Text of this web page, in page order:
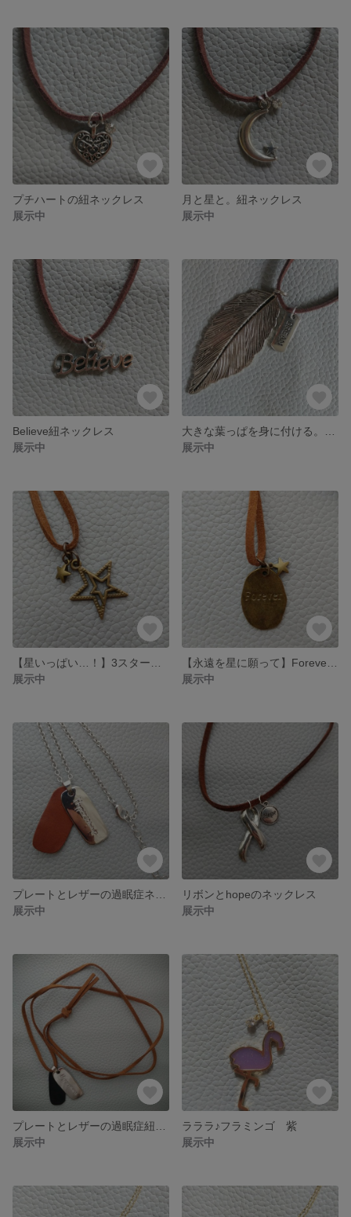
プチハートの紐ネックレス
展示中
月と星と。紐ネックレス
展示中
Believe紐ネックレス
展示中
展示中
展示中
展示中
展示中
リボンとhopeのネックレス
展示中
展示中
ラララ♪フラミンゴ 紫
展示中